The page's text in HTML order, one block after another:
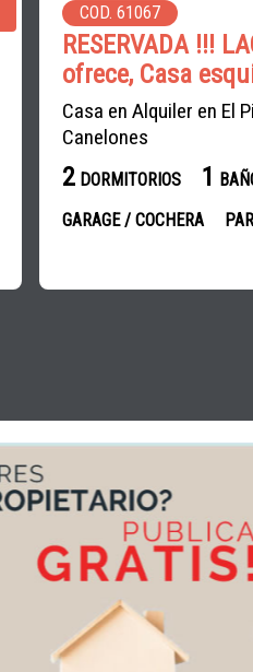
COD. 61067
RESERVADA !!!
ofrece, Casa
Casa en Alquiler en El
Canelones
2 DORMITORIOS 1
GARAGE / COCHERA